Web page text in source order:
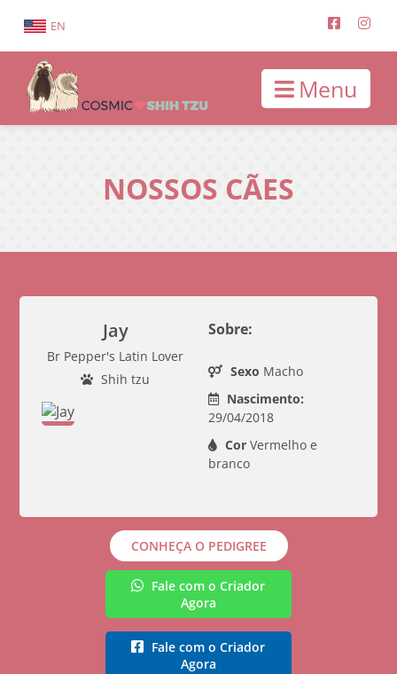
EN
Menu
NOSSOS CÃES
Jay
Br Pepper's Latin Lover
Shih tzu
Sobre:
Sexo Macho
Nascimento:
29/04/2018
CorVermelho e
branco
CONHEÇA O PEDIGREE
Fale com o Criador
Agora
Fale com o Criador
Agora